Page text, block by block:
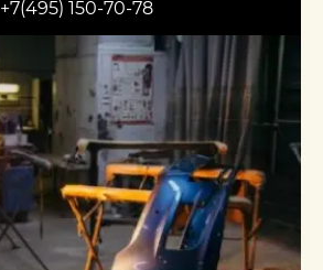
+7(495) 150-70-78